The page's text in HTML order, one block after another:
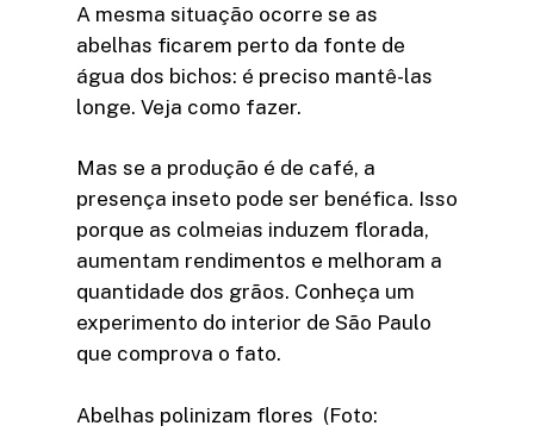
A mesma situação ocorre se as
abelhas ficarem perto da fonte de
água dos bichos: é preciso mantê-las
longe. Veja como fazer.
Mas se a produção é de café, a
presença inseto pode ser benéfica. Isso
porque as colmeias induzem florada,
aumentam rendimentos e melhoram a
quantidade dos grãos. Conheça um
experimento do interior de São Paulo
que comprova o fato.
Abelhas polinizam flores (Foto: